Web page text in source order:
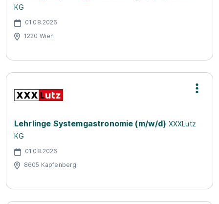
KG
01.08.2026
1220 Wien
Lehrlinge Systemgastronomie (m/w/d) XXXLutz
KG
01.08.2026
8605 Kapfenberg